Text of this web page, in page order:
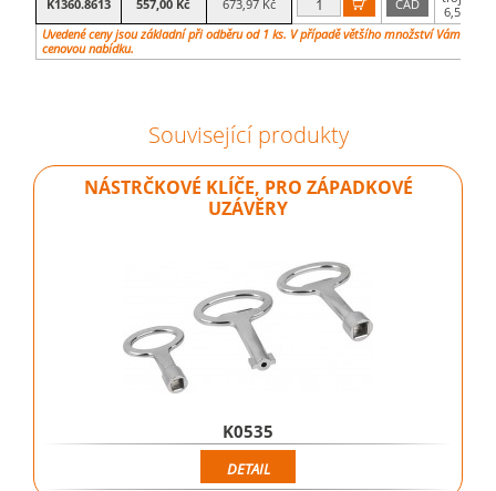
K1360.8613 557,00 Kč 673,97 Kč  CAD
6,5 mm
Uvedené ceny jsou základní při odběru od 1 ks. V případě většího množství Vám
cenovou nabídku.
Související produkty
NÁSTRČKOVÉ KLÍČE, PRO ZÁPADKOVÉ
UZÁVĚRY
K0535
DETAIL